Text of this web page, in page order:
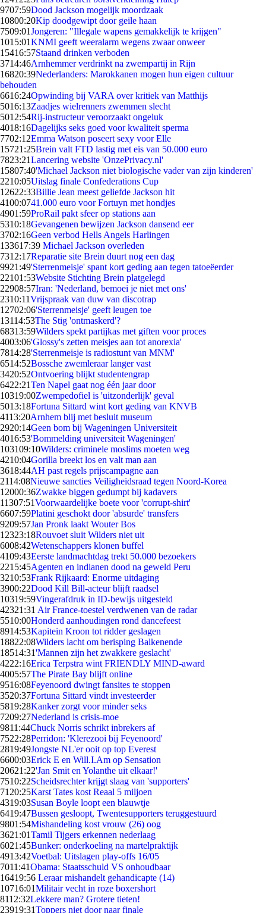
9707:59Dood Jackson mogelijk moordzaak
10800:20Kip doodgewipt door geile haan
7509:01Jongeren: "Illegale wapens gemakkelijk te krijgen"
1015:01KNMI geeft weeralarm wegens zwaar onweer
15416:57Staand drinken verboden
3714:46Arnhemmer verdrinkt na zwempartij in Rijn
16820:39Nederlanders: Marokkanen mogen hun eigen cultuur
behouden
6616:24Opwinding bij VARA over kritiek van Matthijs
5016:13Zaadjes wielrenners zwemmen slecht
5012:54Rij-instructeur veroorzaakt ongeluk
4018:16Dagelijks seks goed voor kwaliteit sperma
7702:12Emma Watson poseert sexy voor Elle
15721:25Brein valt FTD lastig met eis van 50.000 euro
7823:21Lancering website 'OnzePrivacy.nl'
15807:40'Michael Jackson niet biologische vader van zijn kinderen'
2210:05Uitslag finale Confederations Cup
12622:33Billie Jean meest geliefde Jackson hit
4100:0741.000 euro voor Fortuyn met hondjes
4901:59ProRail pakt sfeer op stations aan
5310:18Gevangenen bewijzen Jackson dansend eer
3702:16Geen verbod Hells Angels Harlingen
133617:39 Michael Jackson overleden
7312:17Reparatie site Brein duurt nog een dag
9921:49'Sterrenmeisje' spant kort geding aan tegen tatoeëerder
22101:53Website Stichting Brein platgelegd
22908:57Iran: 'Nederland, bemoei je niet met ons'
2310:11Vrijspraak van duw van discotrap
12702:06'Sterrenmeisje' geeft leugen toe
13114:53The Stig 'ontmaskerd'?
68313:59Wilders spekt partijkas met giften voor proces
4003:06'Glossy's zetten meisjes aan tot anorexia'
7814:28'Sterrenmeisje is radiostunt van MNM'
6514:52Bossche zwemleraar langer vast
3420:52Ontvoering blijkt studentengrap
6422:21Ten Napel gaat nog één jaar door
10319:00Zwempedofiel is 'uitzonderlijk' geval
5013:18Fortuna Sittard wint kort geding van KNVB
4113:20Arnhem blij met besluit museum
2920:14Geen bom bij Wageningen Universiteit
4016:53'Bommelding universiteit Wageningen'
103109:10Wilders: criminele moslims moeten weg
4210:04Gorilla breekt los en valt man aan
3618:44AH past regels prijscampagne aan
2114:08Nieuwe sancties Veiligheidsraad tegen Noord-Korea
12000:36Zwakke biggen gedumpt bij kadavers
11307:51Voorwaardelijke boete voor 'corrupt-shirt'
6607:59Platini geschokt door 'absurde' transfers
9209:57Jan Pronk laakt Wouter Bos
12323:18Rouvoet sluit Wilders niet uit
6008:42Wetenschappers klonen buffel
4109:43Eerste landmachtdag trekt 50.000 bezoekers
2215:45Agenten en indianen dood na geweld Peru
3210:53Frank Rijkaard: Enorme uitdaging
3900:22Dood Kill Bill-acteur blijft raadsel
10319:59Vingerafdruk in ID-bewijs uitgesteld
42321:31 Air France-toestel verdwenen van de radar
5510:00Honderd aanhoudingen rond dancefeest
8914:53Kapitein Kroon tot ridder geslagen
18822:08Wilders lacht om berisping Balkenende
18514:31'Mannen zijn het zwakkere geslacht'
4222:16Erica Terpstra wint FRIENDLY MIND-award
4005:57The Pirate Bay blijft online
9516:08Feyenoord dwingt fansites te stoppen
3520:37Fortuna Sittard vindt investeerder
5819:28Kanker zorgt voor minder seks
7209:27Nederland is crisis-moe
9811:44Chuck Norris schrikt inbrekers af
7522:28Perridon: 'Klerezooi bij Feyenoord'
2819:49Jongste NL'er ooit op top Everest
6600:03Erick E en Will.I.Am op Sensation
20621:22'Jan Smit en Yolanthe uit elkaar!'
7510:22Scheidsrechter krijgt slaag van 'supporters'
71 20:25Karst Tates kost Reaal 5 miljoen
4319:03Susan Boyle loopt een blauwtje
6419:47Bussen gesloopt, Twentesupporters teruggestuurd
9801:54Mishandeling kost vrouw (26) oog
3621:01Tamil Tijgers erkennen nederlaag
6021:45Bunker: onderkoeling na martelpraktijk
4913:42Voetbal: Uitslagen play-offs 16/05
7011:41Obama: Staatsschuld VS onhoudbaar
16419:56 Leraar mishandelt gehandicapte (14)
10716:01Militair vecht in roze boxershort
8112:32Lekkere man? Grotere tieten!
23919:31Toppers niet door naar finale